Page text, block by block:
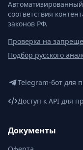
соответствия
законов РФ.
Проверка на
Подбор русского
Telegram-бот для
Доступ к API для
Документы